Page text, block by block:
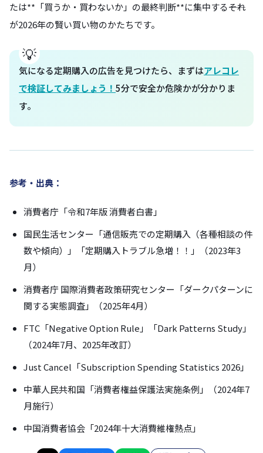
たは**「買うか・買わないか」の最終判断**に集中する――それ
が2026年の賢い買い物のかたちです。
気になる定期購入の広告を見つけたら、まずはアレコレ
で検証してみましょう！ 5分で安全か危険かが分かりま
す。
参考・出典：
消費者庁「令和7年版 消費者白書」
国民生活センター「通信販売での定期購入（各種相談の件
数や傾向）」「定期購入トラブル急増！！」（2023年3
月）
消費者庁 国際消費者政策研究センター「ダークパターンに
関する実態調査」（2025年4月）
FTC「Negative Option Rule」「Dark Patterns Study」
（2024年7月、2025年改訂）
Just Cancel「Subscription Spending Statistics 2026」
中華人民共和国「消費者権益保護法実施条例」（2024年7
月施行）
中国消費者協会「2024年十大消費維権熱点」